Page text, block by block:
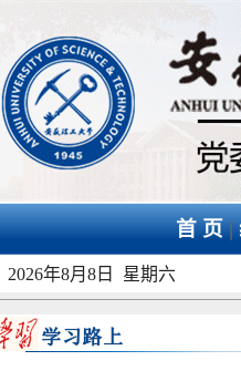
首 页|
2026年8月8日 星期六